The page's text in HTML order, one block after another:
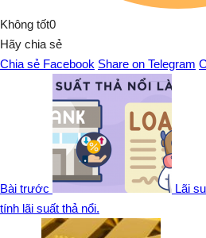
Không tốt0
Hãy chia sẻ
Chia sẻ Facebook Share on Telegram
Bài trước
Lãi
tính lãi suất thả nổi.